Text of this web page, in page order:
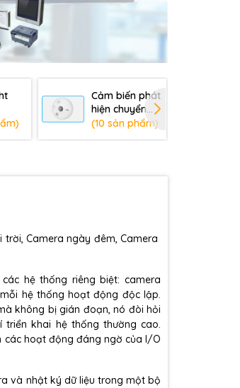
Cảm biến phát
hiện chuyển
động PIR
(10 sản phẩm)
trời, Camera ngày đêm, Camera
hệ thống riêng biệt: camera
hệ thống hoạt động độc lập.
không bị gián đoạn, nó đòi hỏi
khai hệ thống thường cao.
hoạt động đáng ngờ của I/O
và nhật ký dữ liệu trong một bộ